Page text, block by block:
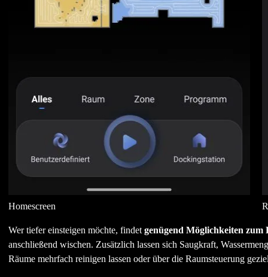
Homescreen
Wer tiefer einsteigen möchte, findetgenügend Möglichkeiten zum
anschließend wischen. Zusätzlich lassen sich Saugkraft,
Räume mehrfach reinigen lassen oder über die Raumsteuerung